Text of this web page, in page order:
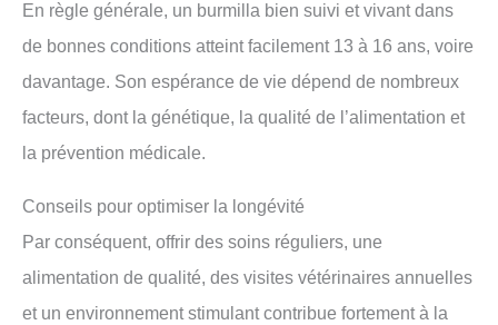
En règle générale, un burmilla bien suivi et vivant dans
de bonnes conditions atteint facilement 13 à 16 ans, voire
davantage. Son espérance de vie dépend de nombreux
facteurs, dont la génétique, la qualité de l’alimentation et
la prévention médicale.
Conseils pour optimiser la longévité
Par conséquent, offrir des soins réguliers, une
alimentation de qualité, des visites vétérinaires annuelles
et un environnement stimulant contribue fortement à la